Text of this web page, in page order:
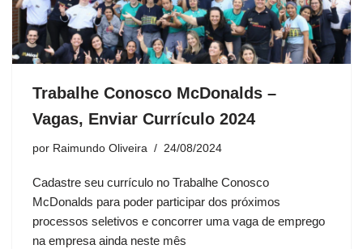
Trabalhe Conosco McDonalds –
Vagas, Enviar Currículo 2024
por Raimundo Oliveira 24/08/2024
Cadastre seu currículo no Trabalhe Conosco
McDonalds para poder participar dos próximos
processos seletivos e concorrer uma vaga de emprego
na empresa ainda neste mês